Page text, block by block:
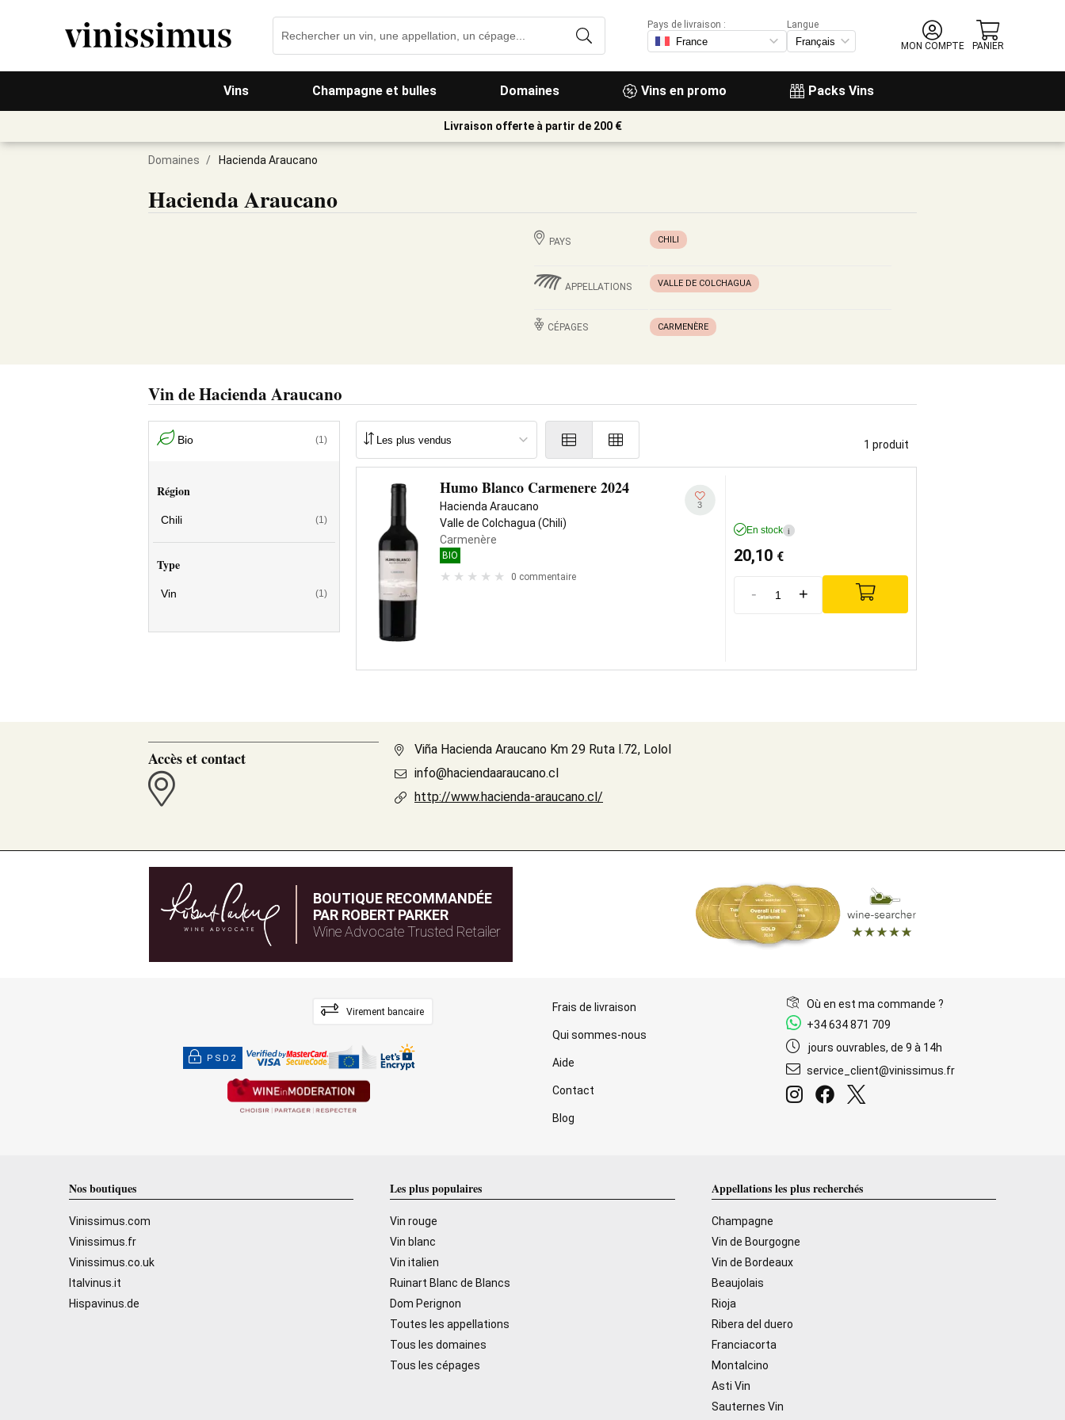
Vins Champagne et bulles Domaines Vins en promo Packs Vins
Pays de livraison :
Langue
MON COMPTE
PANIER
Livraison offerte à partir de 200 €
Domaines / Hacienda Araucano
Hacienda Araucano
PAYS CHILI
APPELLATIONS VALLE DE COLCHAGUA
CÉPAGES CARMENÈRE
Vin de Hacienda Araucano
Bio (1)
Région
Chili (1)
Type
Vin (1)
1 produit
Humo Blanco Carmenere 2024
Hacienda Araucano
Valle de Colchagua (Chili)
Carmenère
BIO
0 commentaire
3
En stock i
20,10 €
- +
Accès et contact
Viña Hacienda Araucano Km 29 Ruta l.72, Lolol
info@haciendaaraucano.cl
http://www.hacienda-araucano.cl/
BOUTIQUE RECOMMANDÉE
PAR ROBERT PARKER
Wine Advocate Trusted Retailer
Virement bancaire
PSD2
Frais de livraison
Qui sommes-nous
Aide
Contact
Blog
Où en est ma commande ?
+34 634 871 709
jours ouvrables, de 9 à 14h
service_client@vinissimus.fr
Nos boutiques
Vinissimus.com
Vinissimus.fr
Vinissimus.co.uk
Italvinus.it
Hispavinus.de
Les plus populaires
Vin rouge
Vin blanc
Vin italien
Ruinart Blanc de Blancs
Dom Perignon
Toutes les appellations
Tous les domaines
Tous les cépages
Appellations les plus recherchés
Champagne
Vin de Bourgogne
Vin de Bordeaux
Beaujolais
Rioja
Ribera del duero
Franciacorta
Montalcino
Asti Vin
Sauternes Vin